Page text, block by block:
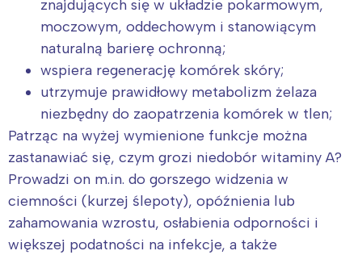
znajdujących się w układzie pokarmowym,
moczowym, oddechowym i stanowiącym
naturalną barierę ochronną;
wspiera regenerację komórek skóry;
utrzymuje prawidłowy metabolizm żelaza
niezbędny do zaopatrzenia komórek w tlen;
Patrząc na wyżej wymienione funkcje można
zastanawiać się, czym grozi niedobór witaminy A?
Prowadzi on m.in. do gorszego widzenia w
ciemności (kurzej ślepoty), opóźnienia lub
zahamowania wzrostu, osłabienia odporności i
większej podatności na infekcje, a także